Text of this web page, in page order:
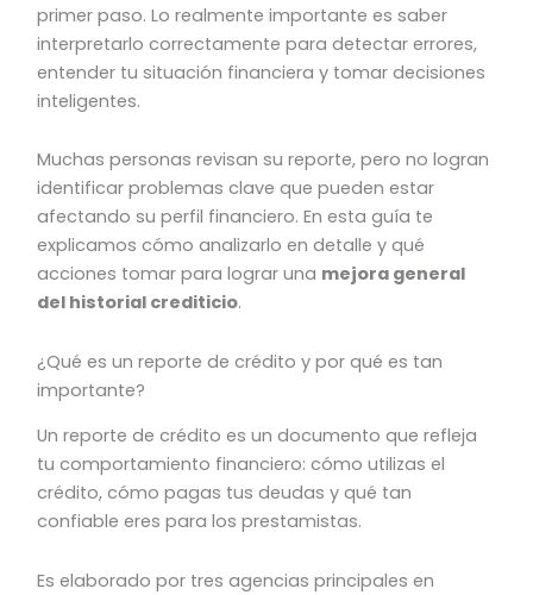
primer paso. Lo realmente importante es saber
interpretarlo correctamente para detectar errores,
entender tu situación financiera y tomar decisiones
inteligentes.
Muchas personas revisan su reporte, pero no logran
identificar problemas clave que pueden estar
afectando su perfil financiero. En esta guía te
explicamos cómo analizarlo en detalle y qué
acciones tomar para lograr una mejora general
del historial crediticio.
¿Qué es un reporte de crédito y por qué es tan
importante?
Un reporte de crédito es un documento que refleja
tu comportamiento financiero: cómo utilizas el
crédito, cómo pagas tus deudas y qué tan
confiable eres para los prestamistas.
Es elaborado por tres agencias principales en